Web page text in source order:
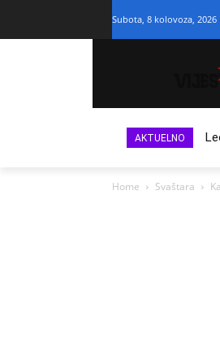
Subota, 8 kolovoza, 2026
AKTUELNO
Home Svaštara